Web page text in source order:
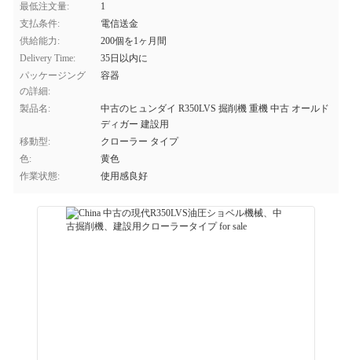
最低注文量:
1
支払条件:
電信送金
供給能力:
200個を1ヶ月間
Delivery Time:
35日以内に
パッケージング
の詳細:
容器
製品名:
中古のヒュンダイ R350LVS 掘削機 重機 中古 オールド
ディガー 建設用
移動型:
クローラー タイプ
色:
黄色
作業状態:
使用感良好